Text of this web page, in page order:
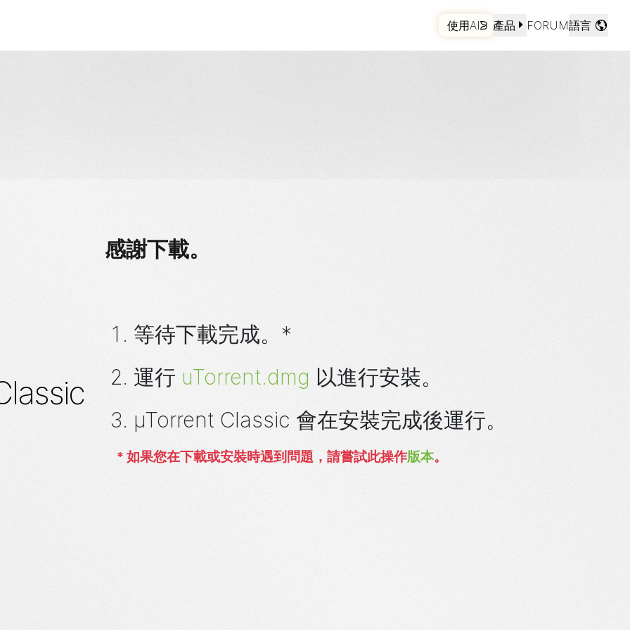
使用AI 產品 FORUM語言
感謝下載。
等待下載完成。*
運行 uTorrent.dmg 以進行安裝。
µTorrent Classic 會在安裝完成後運行。
* 如果您在下載或安裝時遇到問題，請嘗試此操作版本。